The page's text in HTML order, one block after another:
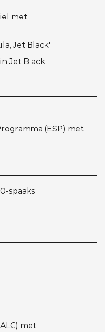
met
Jet Black'
Jet Black
(ESP) met
spaaks
met